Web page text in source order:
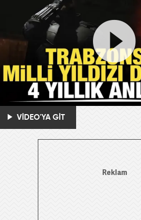
VİDEO'YA GİT